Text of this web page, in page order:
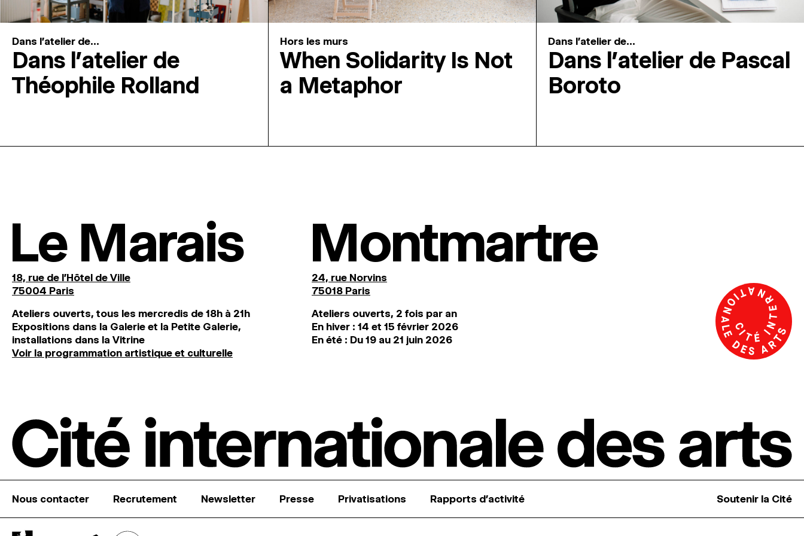
Dans l'atelier de...
Dans l’atelier de
Théophile Rolland
Hors les murs
When Solidarity Is Not
a Metaphor
Dans l'atelier de...
Dans l’atelier de Pascal
Boroto
Le Marais
18, rue de l'Hôtel de Ville
75004 Paris
Ateliers ouverts, tous les mercredis de 18h à 21h
Expositions dans la Galerie et la Petite Galerie,
installations dans la Vitrine
Voir la programmation artistique et culturelle
Montmartre
24, rue Norvins
75018 Paris
Ateliers ouverts, 2 fois par an
En hiver : 14 et 15 février 2026
En été : Du 19 au 21 juin 2026
Nous contacter Recrutement Newsletter Presse Privatisations Rapports d’activité Soutenir la Cité